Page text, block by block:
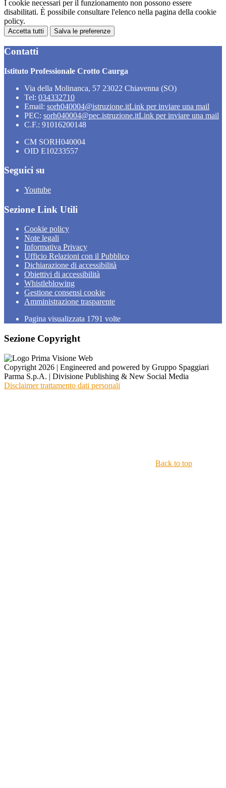
I cookie necessari per il funzionamento non possono essere
disabilitati. È possibile consultare l'elenco nella pagina della cookie
policy.
Accetta tutti Salva le preferenze
Contatti
Istituto Professionale Crotto Caurga
Via della Molinanca, 57 23022 Chiavenna (SO)
Tel: 034332710
Email: sorh040004@istruzione.itLink per inviare una mail
PEC: sorh040004@pec.istruzione.itLink per inviare una mail
C.F.: 91016200148
CM SORH040004
OID E10233557
Seguici su
Youtube
Sezione Link Utili
Cookie policy
Note legali
Informativa Privacy
Ufficio Relazioni con il Pubblico
Dichiarazione di accessibilità
Obiettivi di accessibilità
Whistleblowing
Gestione consensi cookie
Amministrazione trasparente
Pagina visualizzata 1791 volte
Sezione Copyright
Copyright 2026 | Engineered and powered by Gruppo Spaggiari
Parma S.p.A. | Divisione Publishing & New Social Media
Disclaimer trattamento dati personali
Back to top